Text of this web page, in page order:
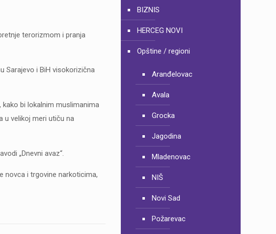
terorizmom i pranja
Sarajevo i BiH visokorizična
bi lokalnim muslimanima
u velikoj meri utiču na
„Dnevni avaz“.
novca i trgovine narkoticima,
BIZNIS
HERCEG NOVI
Opštine / regioni
Aranđelovac
Avala
Grocka
Jagodina
Mladenovac
NIŠ
Novi Sad
Požarevac